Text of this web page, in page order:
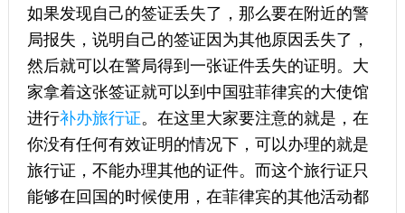
如果发现自己的签证丢失了，那么要在附近的警
局报失，说明自己的签证因为其他原因丢失了，
然后就可以在警局得到一张证件丢失的证明。大
家拿着这张签证就可以到中国驻菲律宾的大使馆
进行补办旅行证。在这里大家要注意的就是，在
你没有任何有效证明的情况下，可以办理的就是
旅行证，不能办理其他的证件。而这个旅行证只
能够在回国的时候使用，在菲律宾的其他活动都